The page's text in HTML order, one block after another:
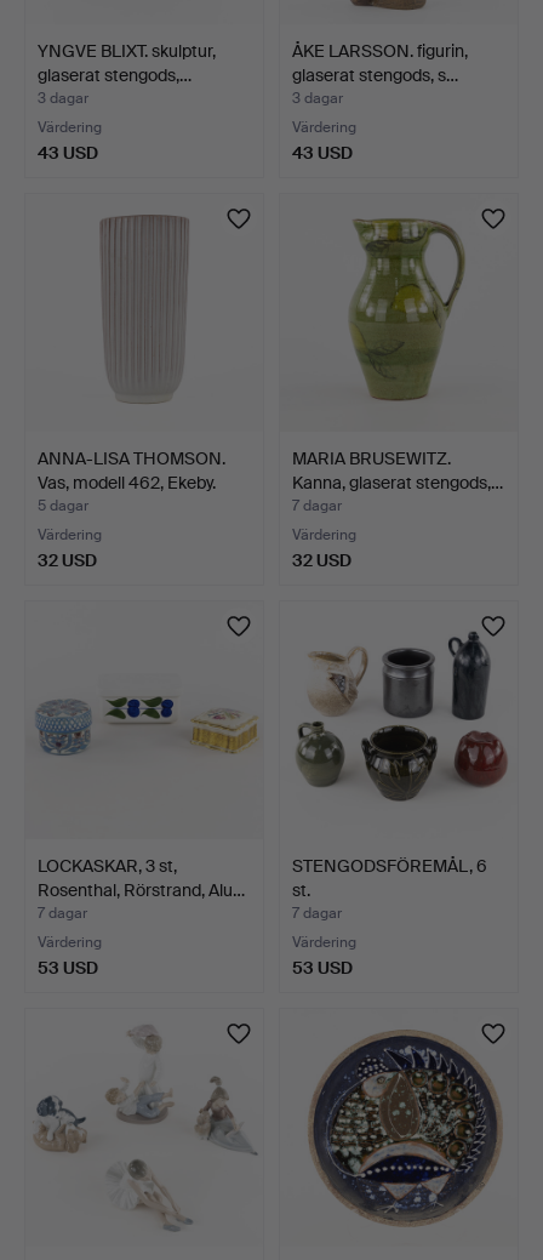
YNGVE BLIXT. skulptur,
glaserat stengods,…
3 dagar
Värdering
43 USD
ÅKE LARSSON. figurin,
glaserat stengods, s…
3 dagar
Värdering
43 USD
ANNA-LISA THOMSON.
Vas, modell 462, Ekeby.
5 dagar
Värdering
32 USD
MARIA BRUSEWITZ.
Kanna, glaserat stengods,…
7 dagar
Värdering
32 USD
LOCKASKAR, 3 st,
Rosenthal, Rörstrand, Alu…
7 dagar
Värdering
53 USD
STENGODSFÖREMÅL, 6
st.
7 dagar
Värdering
53 USD